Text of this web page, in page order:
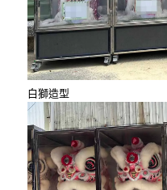
白獅造型